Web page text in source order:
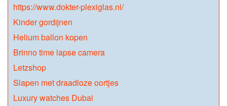
https://www.dokter-plexiglas.nl/
Kinder gordijnen
Helium ballon kopen
Brinno time lapse camera
Letzshop
Slapen met draadloze oortjes
Luxury watches Dubai